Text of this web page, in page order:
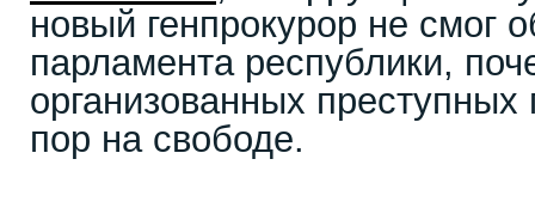
новый генпрокурор не смог
парламента республики,
организованных преступных
пор на свободе.